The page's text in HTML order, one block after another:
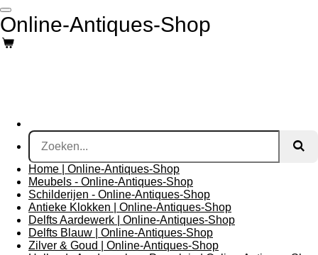
Ga
direct
naar
de
Online-Antiques-Shop
Home | Online-Antiques-Shop
Meubels - Online-Antiques-Shop
Schilderijen - Online-Antiques-Shop
Antieke Klokken | Online-Antiques-Shop
Delfts Aardewerk | Online-Antiques-Shop
Delfts Blauw | Online-Antiques-Shop
Zilver & Goud | Online-Antiques-Shop